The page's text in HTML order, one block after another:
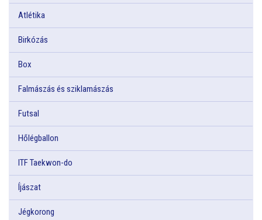
Atlétika
Birkózás
Box
Falmászás és sziklamászás
Futsal
Hőlégballon
ITF Taekwon-do
Íjászat
Jégkorong